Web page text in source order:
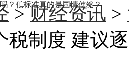
？低标准真的是国情使然？
>财经资讯 >
税制度 建议